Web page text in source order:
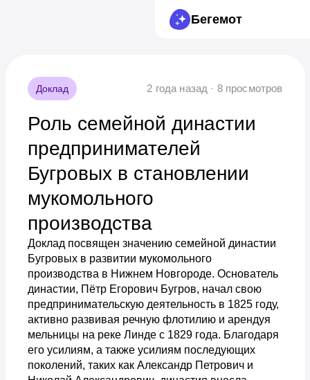
Бегемот
Доклад 2 года назад · 8 просмотров
Роль семейной династии
предпринимателей
Бугровых в становлении
мукомольного
производства
Доклад посвящен значению семейной династии
Бугровых в развитии мукомольного
производства в Нижнем Новгороде. Основатель
династии, Пётр Егорович Бугров, начал свою
предпринимательскую деятельность в 1825 году,
активно развивая речную флотилию и арендуя
мельницы на реке Линде с 1829 года. Благодаря
его усилиям, а также усилиям последующих
поколений, таких как Александр Петрович и